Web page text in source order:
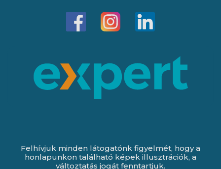
Felhívjuk minden látogatónk figyelmét, hogy a
honlapunkon található képek illusztrációk, a
változtatás jogát fenntartjuk.